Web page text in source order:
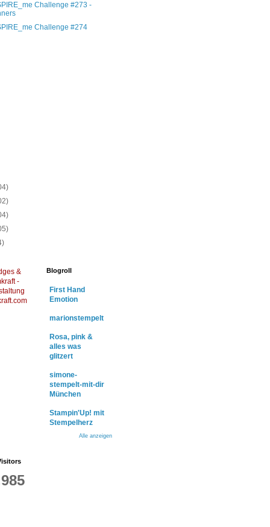
Challenge #273 -
Challenge #274
&
-
Blogroll
First Hand
Emotion
marionstempelt
Rosa, pink &
alles was
glitzert
simone-
stempelt-mit-dir
München
Stampin'Up! mit
Stempelherz
Alle anzeigen